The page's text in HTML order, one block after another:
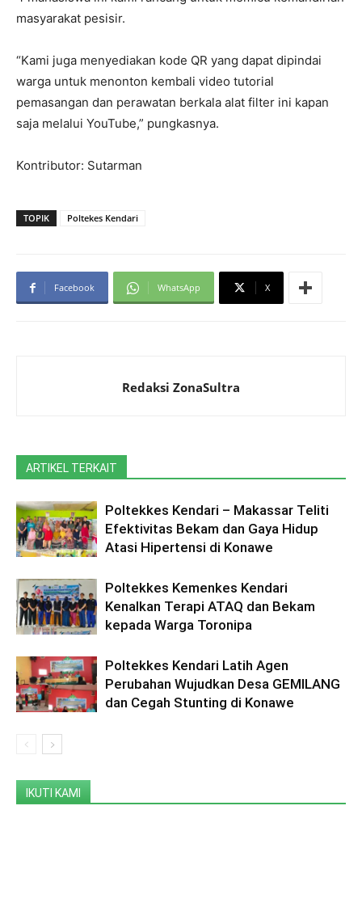
masyarakat pesisir.
“Kami juga menyediakan kode QR yang dapat dipindai
warga untuk menonton kembali video tutorial
pemasangan dan perawatan berkala alat filter ini kapan
saja melalui YouTube,” pungkasnya.
Kontributor: Sutarman
TOPIK Poltekes Kendari
Facebook WhatsApp X
Redaksi ZonaSultra
ARTIKEL TERKAIT
Poltekkes Kendari – Makassar Teliti
Efektivitas Bekam dan Gaya Hidup
Atasi Hipertensi di Konawe
Poltekkes Kemenkes Kendari
Kenalkan Terapi ATAQ dan Bekam
kepada Warga Toronipa
Poltekkes Kendari Latih Agen
Perubahan Wujudkan Desa GEMILANG
dan Cegah Stunting di Konawe
IKUTI KAMI